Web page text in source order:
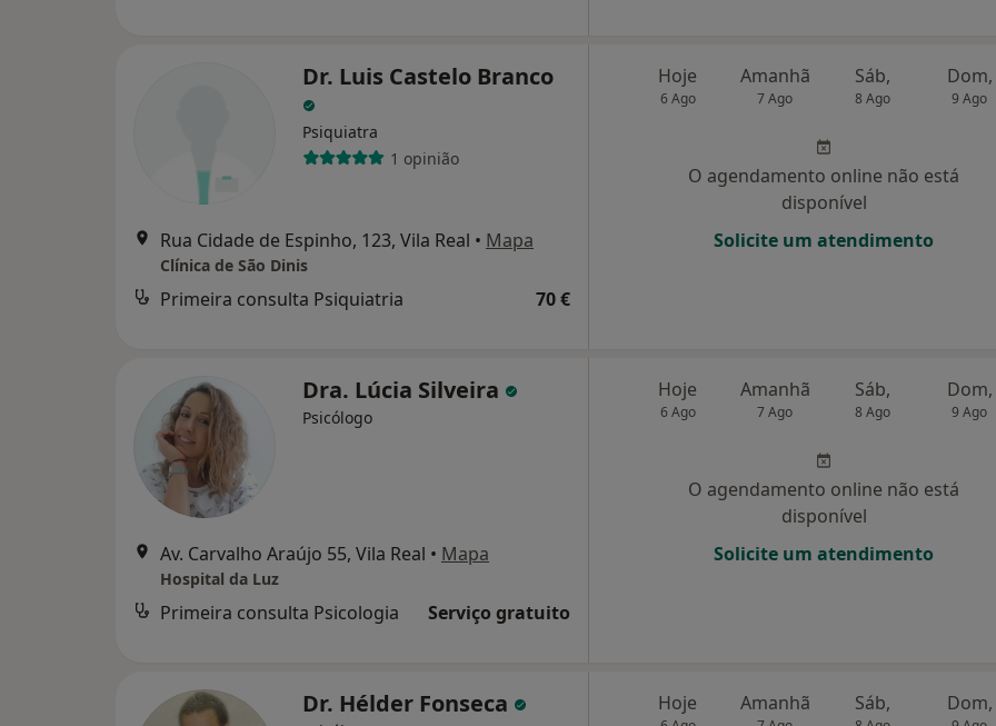
Dr. Luis Castelo Branco
Psiquiatra
1 opinião
Rua Cidade de Espinho, 123, Vila Real • Mapa
Clínica de São Dinis
Primeira consulta Psiquiatria 70 €
Hoje
6 Ago
Amanhã
7 Ago
Sáb,
8 Ago
Dom,
9 Ago
O agendamento online não está
disponível
Solicite um atendimento
Dra. Lúcia Silveira
Psicólogo
Av. Carvalho Araújo 55, Vila Real • Mapa
Hospital da Luz
Primeira consulta Psicologia Serviço gratuito
Hoje
6 Ago
Amanhã
7 Ago
Sáb,
8 Ago
Dom,
9 Ago
O agendamento online não está
disponível
Solicite um atendimento
Dr. Hélder Fonseca Hoje Amanhã Sáb, Dom,